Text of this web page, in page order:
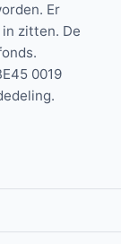
Er
zitten. De
0019